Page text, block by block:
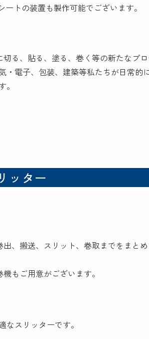
トの装置も製作可能でございます。
る、貼る、塗る、巻く等の新たなプ
電子、包装、建築等私たちが日常的
ッター
、搬送、スリット、巻取までをまと
もご用意がございます。
スリッターです。